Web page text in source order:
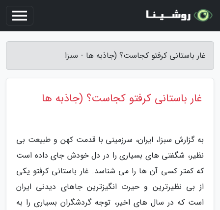
غار باستانی کرفتو کجاست؟ (جاذبه ها - سبزا
غار باستانی کرفتو کجاست؟ (جاذبه ها
به گزارش سبزا، ایران، سرزمینی با قدمت کهن و طبیعت بی
نظیر، شگفتی های بسیاری را در دل خودش جای داده است
که کمتر کسی آن ها را می شناسد. غار باستانی کرفتو یکی
از بی نظیرترین و حیرت انگیزترین جاهای دیدنی ایران
است که در سال های اخیر، توجه گردشگران بسیاری را به